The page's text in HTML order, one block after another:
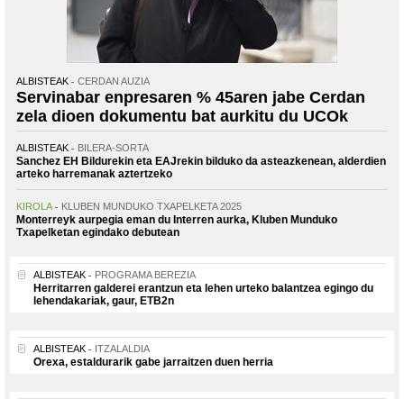
ALBISTEAK CERDAN AUZIA
Servinabar enpresaren % 45aren jabe Cerdan
zela dioen dokumentu bat aurkitu du UCOk
ALBISTEAK BILERA-SORTA
Sanchez EH Bildurekin eta EAJrekin bilduko da asteazkenean, alderdien
arteko harremanak aztertzeko
KIROLA KLUBEN MUNDUKO TXAPELKETA 2025
Monterreyk aurpegia eman du Interren aurka, Kluben Munduko
Txapelketan egindako debutean
ALBISTEAK PROGRAMA BEREZIA
Herritarren galderei erantzun eta lehen urteko balantzea egingo du
lehendakariak, gaur, ETB2n
ALBISTEAK ITZALALDIA
Orexa, estaldurarik gabe jarraitzen duen herria